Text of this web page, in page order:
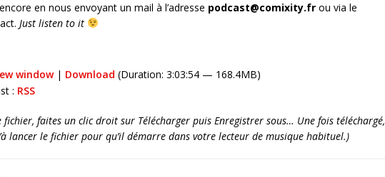
en nous envoyant un mail à l’adresse podcast@comixity.fr ou via le
Just listen to it
window| Download (Duration: 3:03:54 — 168.4MB)
: RSS
faites un clic droit sur Télécharger puis Enregistrer sous… Une fois téléchargé,
lancer le fichier pour qu’il démarre dans votre lecteur de musique habituel.)